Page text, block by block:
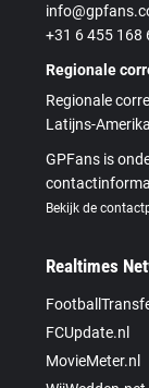
+31 6 455 168
Regionale
Regionale
Latijns-
GPFans is
Bekijk de
Realtimes
FCUpdate.nl
MovieMeter.nl